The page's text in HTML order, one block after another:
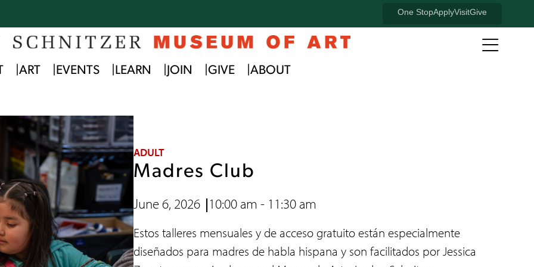
University
One StopApplyVisitGive
Open
ART EVENTS LEARN JOIN GIVE ABOUT
ADULT
Madres Club
June 6, 2026 10:00 am - 11:30 am
Estos talleres mensuales y de acceso gratuito están especialmente
diseñados para madres de habla hispana y son facilitados por Jessica